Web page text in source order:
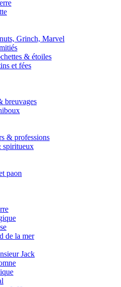
paon
de la mer
Jack
Grinch, Marvel
& étoiles
et fées
breuvages
& professions
spiritueux